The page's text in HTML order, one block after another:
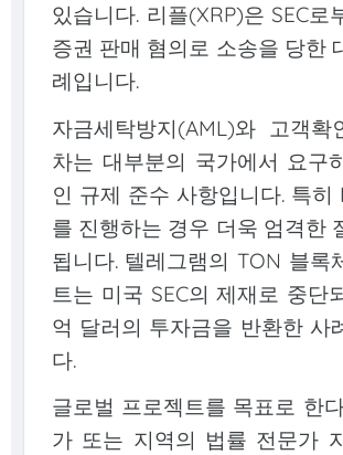
있습니다. 리플(XRP)은 SEC로
증권 판매 혐의로 소송을 당한
례입니다.
자금세탁방지(AML)와 고객확
차는 대부분의 국가에서 요구
인 규제 준수 사항입니다. 특히
를 진행하는 경우 더욱 엄격한
됩니다. 텔레그램의 TON 블록
트는 미국 SEC의 제재로 중단
억 달러의 투자금을 반환한 사
다.
글로벌 프로젝트를 목표로 한
가 또는 지역의 법률 전문가